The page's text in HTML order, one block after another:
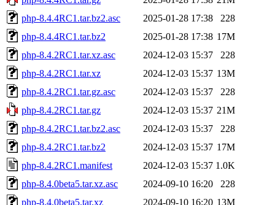
php-8.4.4RC1.tar.bz2.asc
2025-01-28 17:38
228
php-8.4.4RC1.tar.bz2
2025-01-28 17:38 17M
php-8.4.2RC1.tar.xz.asc
2024-12-03 15:37
228
php-8.4.2RC1.tar.xz
2024-12-03 15:37 13M
php-8.4.2RC1.tar.gz.asc
2024-12-03 15:37
228
php-8.4.2RC1.tar.gz
2024-12-03 15:37 21M
php-8.4.2RC1.tar.bz2.asc
2024-12-03 15:37
228
php-8.4.2RC1.tar.bz2
2024-12-03 15:37 17M
php-8.4.2RC1.manifest
2024-12-03 15:37 1.0K
php-8.4.0beta5.tar.xz.asc
2024-09-10 16:20
228
php-8.4.0beta5.tar.xz
2024-09-10 16:20 13M